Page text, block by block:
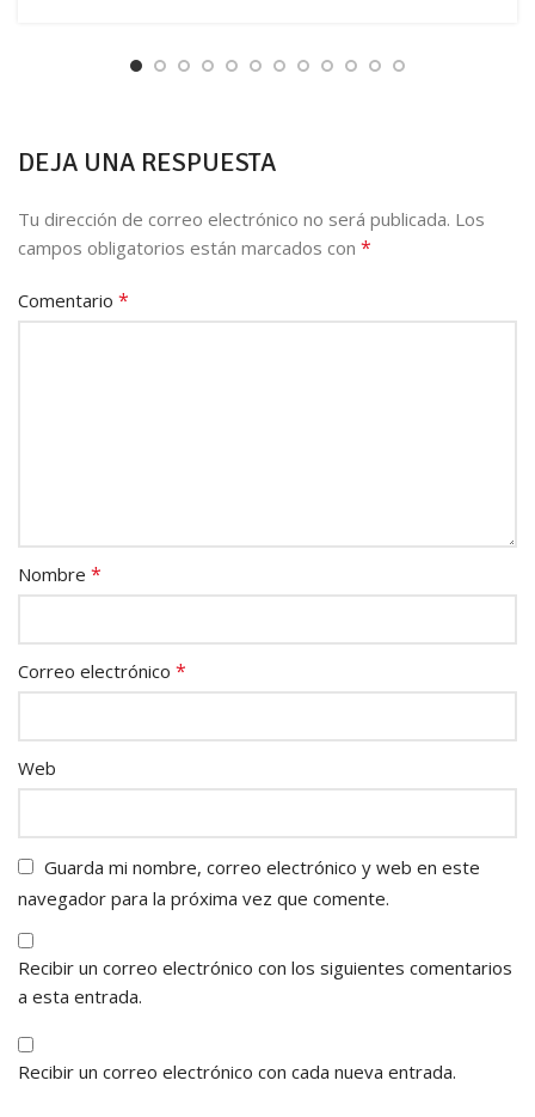
DEJA UNA RESPUESTA
Tu dirección de correo electrónico no será publicada. Los
campos obligatorios están marcados con *
Comentario *
Nombre *
Correo electrónico *
Web
Guarda mi nombre, correo electrónico y web en este
navegador para la próxima vez que comente.
Recibir un correo electrónico con los siguientes comentarios
a esta entrada.
Recibir un correo electrónico con cada nueva entrada.